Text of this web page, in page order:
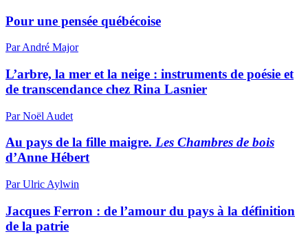
Pour une pensée québécoise
Par André Major
L’arbre, la mer et la neige : instruments de poésie et
de transcendance chez Rina Lasnier
Par Noël Audet
Au pays de la fille maigre. Les Chambres de bois
d’Anne Hébert
Par Ulric Aylwin
Jacques Ferron : de l’amour du pays à la définition
de la patrie